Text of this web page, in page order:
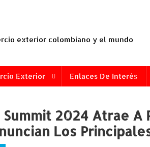
exterior colombiano y el mundo
Exterior Enlaces De Interés
Summit 2024 Atrae
Los